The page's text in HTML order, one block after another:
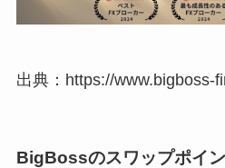
出典：https://www.bigboss-
BigBossのスワップポイ